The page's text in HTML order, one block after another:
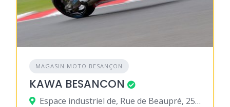
MAGASIN MOTO BESANÇON
KAWA BESANCON
Espace industriel de, Rue de Beaupré, 25220 Roche-lez-Beaupré